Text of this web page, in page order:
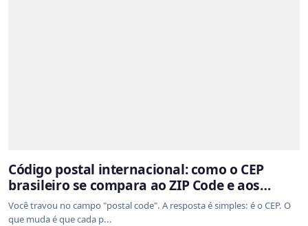
Código postal internacional: como o CEP
brasileiro se compara ao ZIP Code e aos
sistemas de outros países
Você travou no campo "postal code". A resposta é simples: é o CEP. O
que muda é que cada p...